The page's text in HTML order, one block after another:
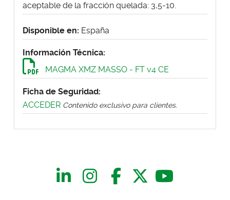
aceptable de la fracción quelada: 3,5-10.
Disponible en: España
Información Técnica:
MAGMA XMZ MASSO - FT v4 CE
Ficha de Seguridad:
ACCEDER Contenido exclusivo para clientes.